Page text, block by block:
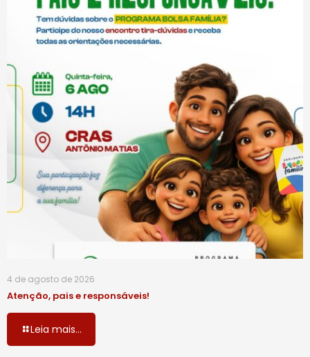
4 de agosto de 2026
Atenção, pais e responsáveis!
Leia mais...